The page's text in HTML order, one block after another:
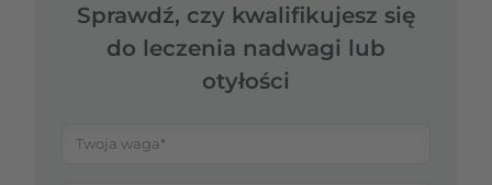
Sprawdź, czy kwalifikujesz się
do leczenia nadwagi lub
otyłości